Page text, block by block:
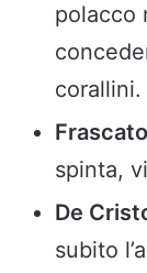
polacco
corallini.
spinta,
De
subito